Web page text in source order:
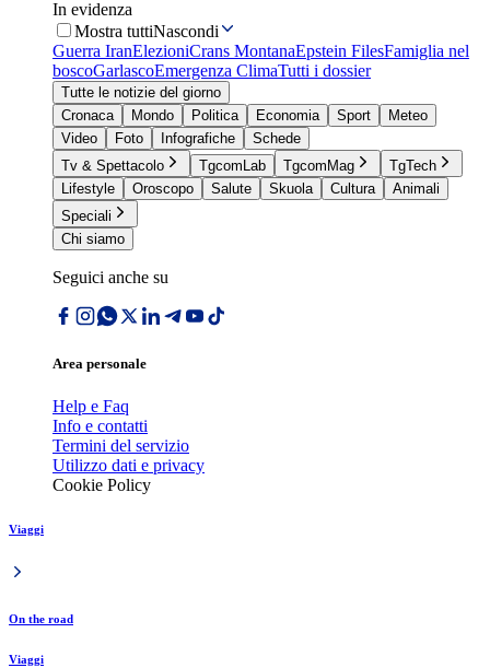
In evidenza
Mostra tuttiNascondi
Guerra IranElezioniCrans MontanaEpstein FilesFamiglia nel
boscoGarlascoEmergenza ClimaTutti i dossier
Tutte le notizie del giorno
Cronaca
Mondo Politica Economia Sport
Meteo
Video
Foto Infografiche
Schede
Tv & Spettacolo
TgcomLab TgcomMag
TgTech
Lifestyle
Oroscopo Salute Skuola Cultura
Animali
Speciali
Chi siamo
Seguici anche su
Area personale
Help e Faq
Info e contatti
Termini del servizio
Utilizzo dati e privacy
Cookie Policy
Viaggi
On the road
Viaggi